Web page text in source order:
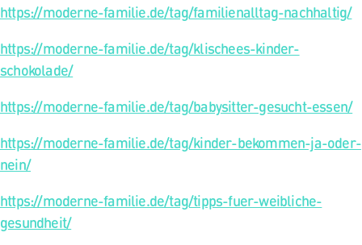
https://moderne-familie.de/tag/familienalltag-nachhaltig/
https://moderne-familie.de/tag/klischees-kinder-
schokolade/
https://moderne-familie.de/tag/babysitter-gesucht-essen/
https://moderne-familie.de/tag/kinder-bekommen-ja-oder-
nein/
https://moderne-familie.de/tag/tipps-fuer-weibliche-
gesundheit/